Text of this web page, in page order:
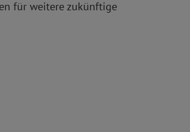
für weitere zukünftige